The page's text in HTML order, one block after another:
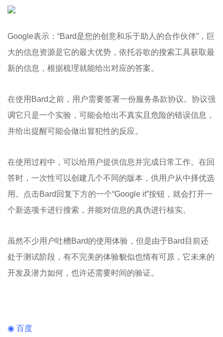
Google表示：“Bard是您的创意和乐于助人的合作伙伴”，巨
大的信息资源是它的最大优势，依托谷歌的搜索工具获取最
新的信息，根据梳理就能给出对应的答案。
在使用Bard之前，用户需要签署一份服务条款协议。协议强
调它只是一个实验，可能会给出不真实且危险的错误信息，
并给出提醒可能会做出冒犯性的反应。
在使用过程中，可以给用户提供信息并完成日常工作。在回
答时，一次性可以创建几个不同的版本，供用户从中择优选
用。点击Bard回复下方的一个“Google it”按钮，就会打开一
个新选项卡进行搜索，并能对信息的真伪进行核实。
虽然不少用户吐槽Bard的使用体验，但是由于Bard目前还
处于测试阶段，有不完美的体验貌似也情有可原，它未来的
开发及潜力如何，也许还需要时间的验证。
◉ 百度